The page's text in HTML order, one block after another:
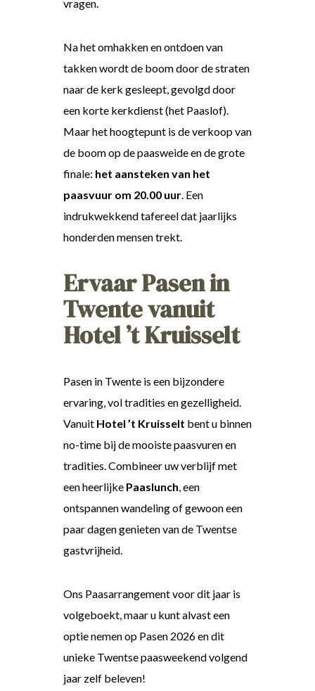
vragen.
Na het omhakken en ontdoen van
takken wordt de boom door de straten
naar de kerk gesleept, gevolgd door
een korte kerkdienst (het Paaslof).
Maar het hoogtepunt is de verkoop van
de boom op de paasweide en de grote
finale: het aansteken van het
paasvuur om 20.00 uur. Een
indrukwekkend tafereel dat jaarlijks
honderden mensen trekt.
Ervaar Pasen in
Twente vanuit
Hotel ’t Kruisselt
Pasen in Twente is een bijzondere
ervaring, vol tradities en gezelligheid.
Vanuit Hotel ’t Kruisselt bent u binnen
no-time bij de mooiste paasvuren en
tradities. Combineer uw verblijf met
een heerlijke Paaslunch, een
ontspannen wandeling of gewoon een
paar dagen genieten van de Twentse
gastvrijheid.
Ons Paasarrangement voor dit jaar is
volgeboekt, maar u kunt alvast een
optie nemen op Pasen 2026 en dit
unieke Twentse paasweekend volgend
jaar zelf beleven!